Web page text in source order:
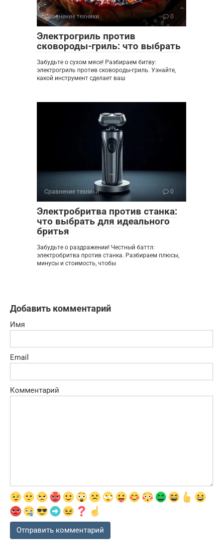
Сравнение техники 0
Электрогриль против
сковороды-гриль: что выбрать
Забудьте о сухом мясе! Разбираем битву:
электрогриль против сковороды-гриль. Узнайте,
какой инструмент сделает ваш
Сравнение техники 0
Электробритва против станка:
что выбрать для идеального
бритья
Забудьте о раздражении! Честный баттл:
электробритва против станка. Разбираем плюсы,
минусы и стоимость, чтобы
Добавить комментарий
Имя
Email
Комментарий